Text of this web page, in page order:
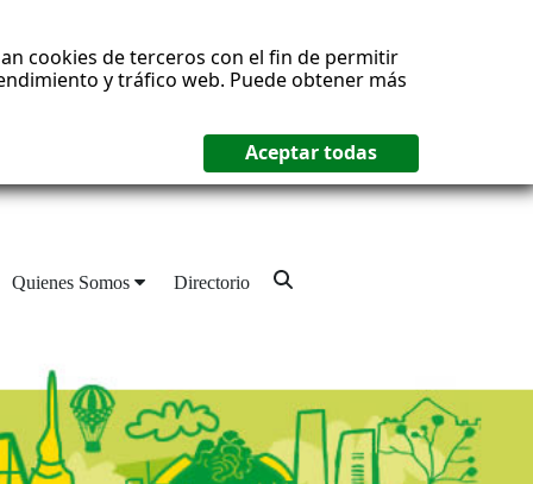
cookies de terceros con el fin de permitir
y tráfico web. Puede obtener más
Quienes Somos Directorio